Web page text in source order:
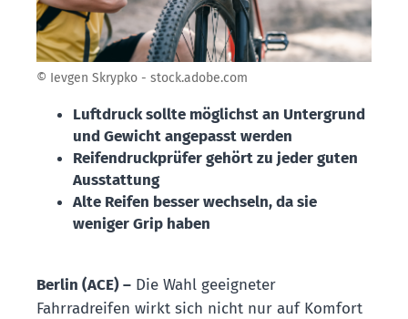
© Ievgen Skrypko - stock.adobe.com
Luftdruck sollte möglichst an Untergrund
und Gewicht angepasst werden
Reifendruckprüfer gehört zu jeder guten
Ausstattung
Alte Reifen besser wechseln, da sie
weniger Grip haben
Berlin (ACE) – Die Wahl geeigneter
Fahrradreifen wirkt sich nicht nur auf Komfort